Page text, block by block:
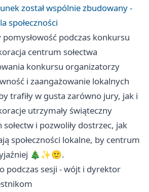
został wspólnie zbudowany -
społeczności
pomysłowość podczas konkursu
centrum sołectwa
konkursu organizatorzy
i zaangażowanie lokalnych
trafiły w gusta zarówno jury, jak i
utrzymały świąteczny
i pozwoliły dostrzec, jak
społeczności lokalne, by centrum
🎄✨🙂.
podczas sesji - wójt i dyrektor